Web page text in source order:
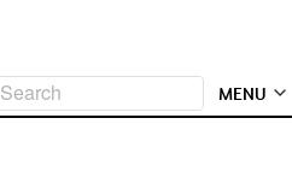
Search MENU